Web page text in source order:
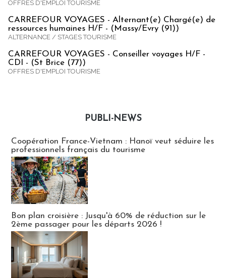
OFFRES D'EMPLOI TOURISME
CARREFOUR VOYAGES - Alternant(e) Chargé(e) de
ressources humaines H/F - (Massy/Evry (91))
ALTERNANCE / STAGES TOURISME
CARREFOUR VOYAGES - Conseiller voyages H/F -
CDI - (St Brice (77))
OFFRES D'EMPLOI TOURISME
PUBLI-NEWS
Coopération France-Vietnam : Hanoï veut séduire les
professionnels français du tourisme
Bon plan croisière : Jusqu'à 60% de réduction sur le
2ème passager pour les départs 2026 !